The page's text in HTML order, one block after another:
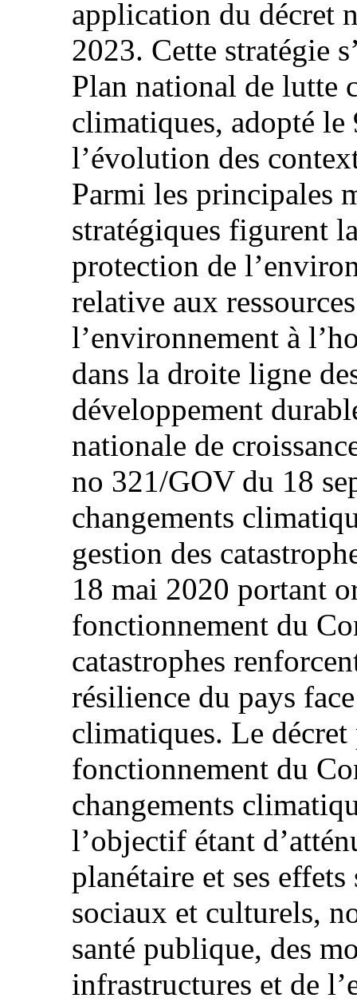
application du décret
2023. Cette stratégie
Plan national de lutte
climatiques, adopté
l’évolution des
Parmi les principales
stratégiques figurent
protection de
relative aux
l’environnement à
dans la droite ligne
développement
nationale de
no 321/GOV du 18
changements
gestion des
18 mai 2020 portant
fonctionnement du
catastrophes
résilience du pays
climatiques. Le
fonctionnement du
changements
l’objectif étant
planétaire et ses
sociaux et culturels,
santé publique, des
infrastructures et de